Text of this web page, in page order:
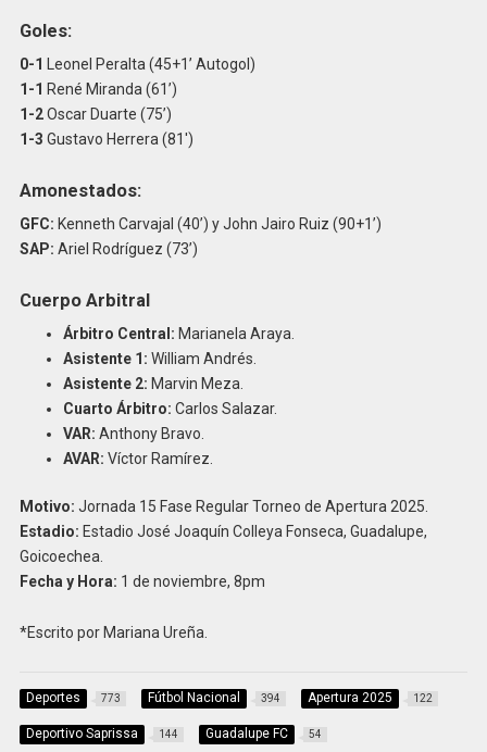
Goles:
0-1 Leonel Peralta (45+1’ Autogol)
1-1 René Miranda (61’)
1-2Oscar Duarte (75’)
1-3 Gustavo Herrera (81′)
Amonestados:
GFC: Kenneth Carvajal (40’) y John Jairo Ruiz (90+1’)
SAP: Ariel Rodríguez (73’)
Cuerpo Arbitral
Árbitro Central: Marianela Araya.
Asistente 1: William Andrés.
Asistente 2: Marvin Meza.
Cuarto Árbitro: Carlos Salazar.
VAR: Anthony Bravo.
AVAR: Víctor Ramírez.
Motivo: Jornada 15 Fase Regular Torneo de Apertura 2025.
Estadio: Estadio José Joaquín Colleya Fonseca, Guadalupe,
Goicoechea.
Fecha y Hora: 1 de noviembre, 8pm
*Escrito por Mariana Ureña.
Deportes 773 Fútbol Nacional 394 Apertura 2025 122
Deportivo Saprissa 144 Guadalupe FC 54